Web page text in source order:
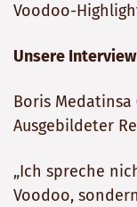
Voodoo-
Unsere
Boris Medatinsa
Ausgebildeter
„Ich spreche
Voodoo,